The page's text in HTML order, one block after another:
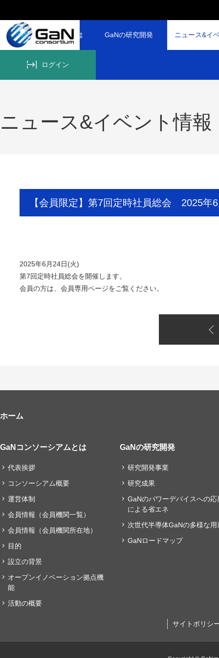
GaNコンソーシアムとは GaNの研究開発 ニュース&イ
ログイン
ニュース&イベント情報
【会員限定】第7回定時社員総会 2025年
2025年6月24日(火)
第7回定時社員総会を開催します。
会員の方は、会員専用ページをご覧ください。
ホーム
GaNコンソーシアムとは
代表挨拶
コンソーシアム概要
運営体制
会員情報（会員機関一覧）
会員情報（会員機関所在地）
目的
設立の背景
オープンイノベーション拠点機
能
活動の概要
GaNの研究開発
研究開発事業
研究成果
GaNのパワーデバイスへの応
による省エネ
次世代半導体GaNの多様な用
GaNロードマップ
サイトポリシ